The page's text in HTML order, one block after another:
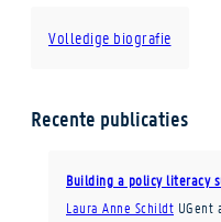
Volledige biografie
Recente publicaties
Building a policy literacy
Laura Anne Schildt UGent